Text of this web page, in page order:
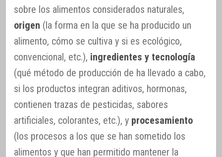
sobre los alimentos considerados naturales,
origen (la forma en la que se ha producido un
alimento, cómo se cultiva y si es ecológico,
convencional, etc.), ingredientes y tecnología
(qué método de producción de ha llevado a cabo,
si los productos integran aditivos, hormonas,
contienen trazas de pesticidas, sabores
artificiales, colorantes, etc.), y procesamiento
(los procesos a los que se han sometido los
alimentos y que han permitido mantener la